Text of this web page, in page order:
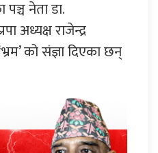
नेता डा.
अध्यक्ष राजेन्द्र
को संज्ञा दिएका छन्